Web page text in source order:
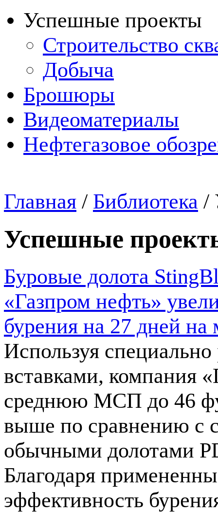
Успешные проекты
Строительство
Добыча
Брошюры
Видеоматериалы
Нефтегазовое
Главная / Библиотека /
Успешные
Буровые долота
«Газпром нефть»
бурения на 27 дней
Используя
вставками, компания
среднюю МСП до 46
выше по сравнению с
обычными долотами
Благодаря
эффективность